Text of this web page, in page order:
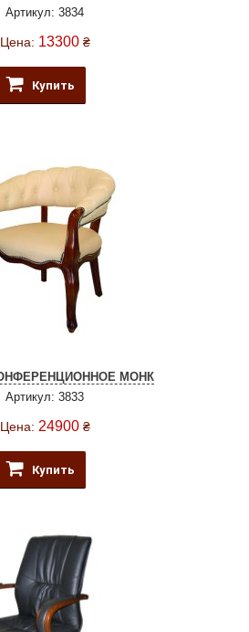
Артикул: 3834
Цена: 13300 ₴
Купить
МОНК
Артикул: 3833
Цена: 24900 ₴
Купить